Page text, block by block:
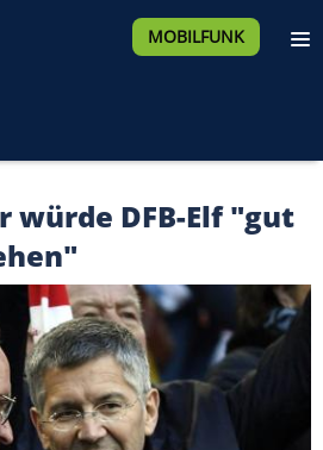
MOBILFUNK
würde DFB-Elf "gut